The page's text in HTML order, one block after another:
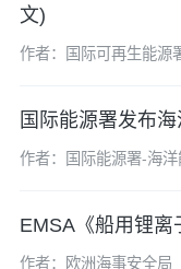
文)
作者：国际可再生能源
国际能源署发布
作者：国际能源署-海
EMSA《船用锂离
作者：欧洲海事安全局